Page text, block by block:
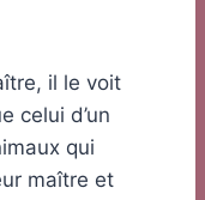
il le voit
celui d’un
qui
maître et